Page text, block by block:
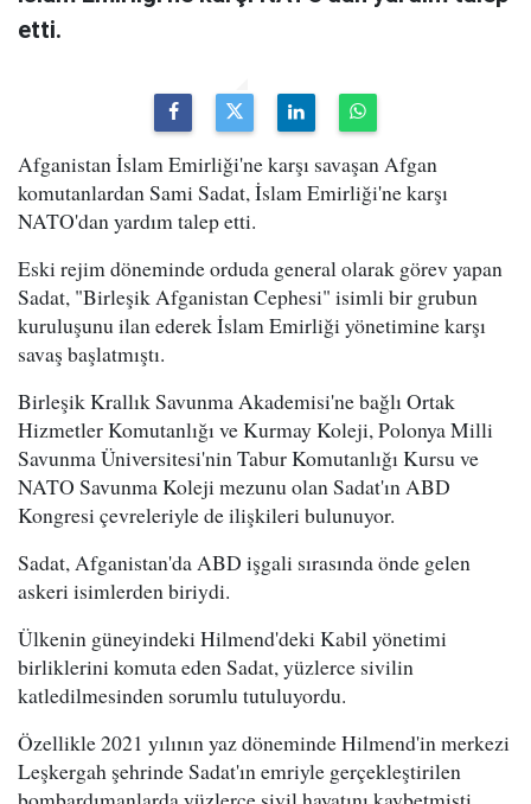
etti.
Afganistan İslam Emirliği'ne karşı savaşan Afgan
komutanlardan Sami Sadat, İslam Emirliği'ne karşı
NATO'dan yardım talep etti.
Eski rejim döneminde orduda general olarak görev yapan
Sadat, "Birleşik Afganistan Cephesi" isimli bir grubun
kuruluşunu ilan ederek İslam Emirliği yönetimine karşı
savaş başlatmıştı.
Birleşik Krallık Savunma Akademisi'ne bağlı Ortak
Hizmetler Komutanlığı ve Kurmay Koleji, Polonya Milli
Savunma Üniversitesi'nin Tabur Komutanlığı Kursu ve
NATO Savunma Koleji mezunu olan Sadat'ın ABD
Kongresi çevreleriyle de ilişkileri bulunuyor.
Sadat, Afganistan'da ABD işgali sırasında önde gelen
askeri isimlerden biriydi.
Ülkenin güneyindeki Hilmend'deki Kabil yönetimi
birliklerini komuta eden Sadat, yüzlerce sivilin
katledilmesinden sorumlu tutuluyordu.
Özellikle 2021 yılının yaz döneminde Hilmend'in merkezi
Leşkergah şehrinde Sadat'ın emriyle gerçekleştirilen